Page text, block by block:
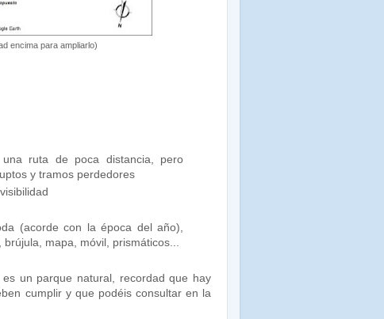
encima para ampliarlo)
ruta de poca distancia, pero
y tramos perdedores
(acorde con la época del año),
mapa, móvil, prismáticos...
un parque natural, recordad que hay
cumplir y que podéis consultar en la